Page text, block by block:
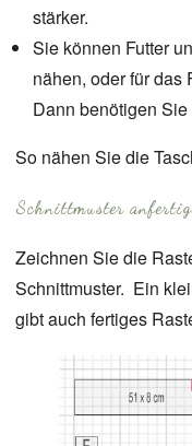
stärker.
Sie können Futter
nähen, oder für das
Dann benötigen
So nähen Sie die
Schnittmuster
Zeichnen Sie die
Schnittmuster. Ein
gibt auch fertiges